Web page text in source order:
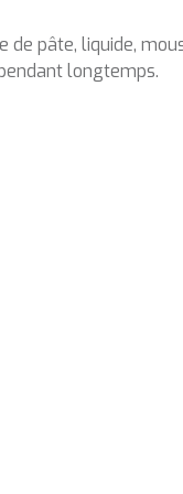
de pâte, liquide,
longtemps.